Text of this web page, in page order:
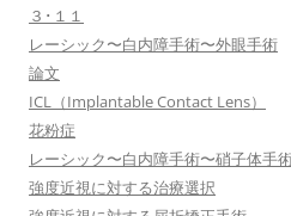
３･１１
レーシック〜白内障手術〜外眼手術
論文
ICL（Implantable Contact Lens）
花粉症
レーシック〜白内障手術〜硝子体手
強度近視に対する治療選択